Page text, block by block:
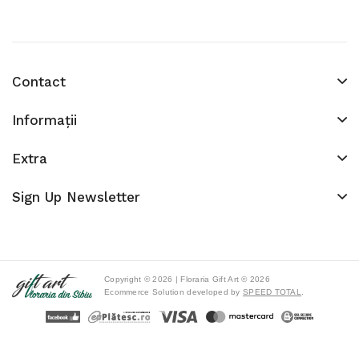
Contact
Informaţii
Extra
Sign Up Newsletter
Copyright © 2026 | Floraria Gift Art © 2026
Ecommerce Solution developed by SPEED TOTAL